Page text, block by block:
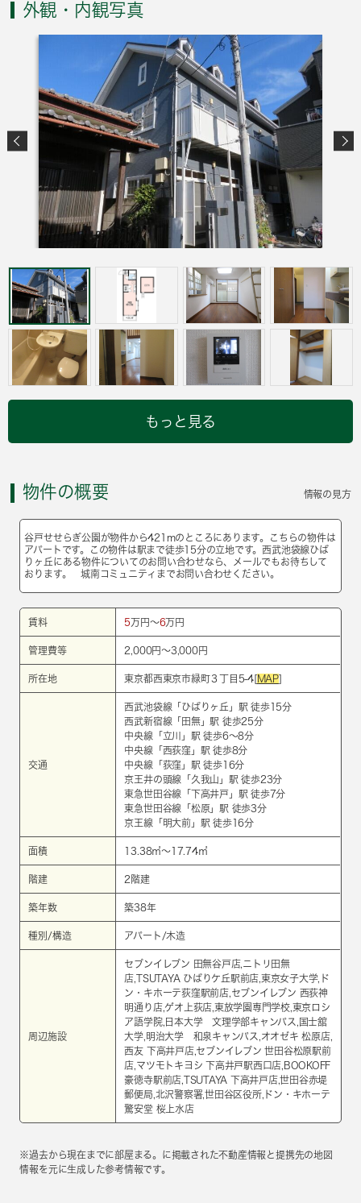
外観・内観写真
もっと見る
物件の概要 情報の見方
谷戸せせらぎ公園が物件から421mのところにあります。こちらの物件は
アパートです。この物件は駅まで徒歩15分の立地です。西武池袋線ひば
りヶ丘にある物件についてのお問い合わせなら、メールでもお待ちして
おります。 城南コミュニティまでお問い合わせください。
賃料 5万円～6万円
管理費等 2,000円～3,000円
所在地 東京都西東京市緑町３丁目5-4[MAP]
交通
西武池袋線 「 ひばりヶ丘 」駅 徒歩15分
西武新宿線 「 田無」駅 徒歩25分
中央線 「 立川
」駅 徒歩6～8分
中央線 「 西荻窪 」駅 徒歩8分
中央線 「 荻窪 」駅 徒歩16分
京王井の頭線 「 久我山 」駅 徒歩23分
東急世田谷線 「 下高井戸」駅 徒歩7分
東急世田谷線 「 松原」駅 徒歩3分
京王線 「 明大前」駅 徒歩16分
面積 13.38㎡～17.74㎡
階建 2階建
築年数 築38年
種別/構造 アパート/木造
周辺施設
セブンイレブン 田無谷戸店,ニトリ田無
店,TSUTAYA ひばりケ丘駅前店,東京女子大学,ド
ン・キホーテ荻窪駅前店,セブンイレブン 西荻神
明通り店,ゲオ上荻店,東放学園専門学校,東京ロシ
ア語学院,日本大学 文理学部キャンパス,国士舘
大学,明治大学 和泉キャンパス,オオゼキ 松原店,
西友 下高井戸店,セブンイレブン 世田谷松原駅前
店,マツモトキヨシ 下高井戸駅西口店,BOOKOFF
豪徳寺駅前店,TSUTAYA 下高井戸店,世田谷赤堤
郵便局,北沢警察署,世田谷区役所,ドン・キホーテ
驚安堂 桜上水店
※過去から現在までに部屋まる。に掲載された不動産情報と提携先の地図
情報を元に生成した参考情報です。